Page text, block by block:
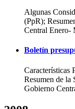
Algunas
(PpR);
Central Enero-
Boletín
Características
Resumen de la
Gobierno